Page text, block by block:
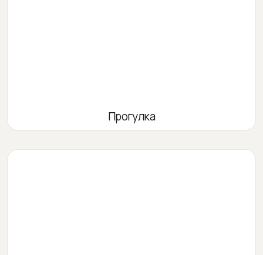
Прогулка